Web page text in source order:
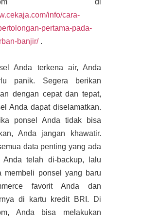
info/cara-
pertama-pada-
banjir/.
Anda terkena air, Anda
panik. Segera berikan
dengan cepat dan tepat,
Anda dapat diselamatkan.
ponsel Anda tidak bisa
Anda jangan khawatir.
data penting yang ada
telah di-backup, lalu
membeli ponsel yang baru
favorit Anda dan
di kartu kredit BRI. Di
Anda bisa melakukan